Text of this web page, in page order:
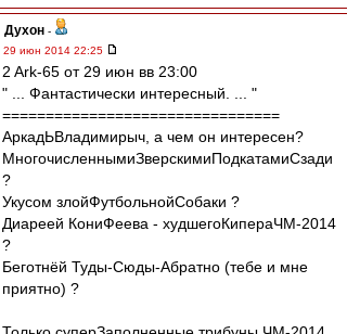
Духон -
29 июн 2014 22:25
2 Ark-65 от 29 июн вв 23:00
" ... Фантастически интересный. ... "
================================
АркадЬВладимирыч, а чем он интересен?
МногочисленнымиЗверскимиПодкатамиСзади
?
Укусом злойФутбольнойСобаки ?
Диареей КониФеева - худшегоКипераЧМ-2014
?
Беготнёй Туды-Сюды-Абратно (тебе и мне
приятно) ?